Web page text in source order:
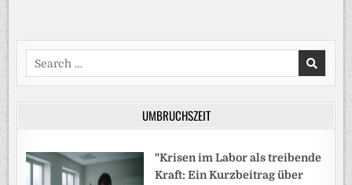
Search
for:
UMBRUCHSZEIT
"Krisen im Labor als treibende
Kraft: Ein Kurzbeitrag über